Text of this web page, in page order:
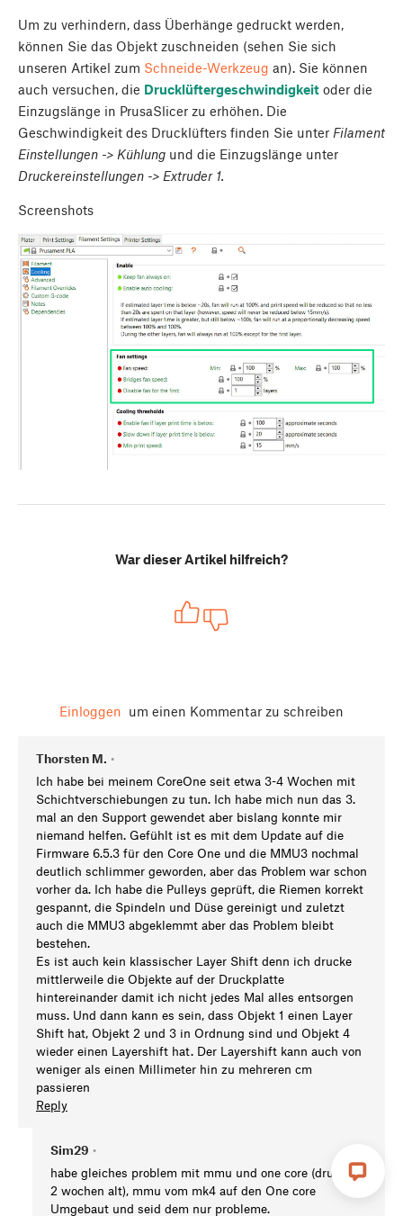
Um zu verhindern, dass Überhänge gedruckt werden,
können Sie das Objekt zuschneiden (sehen Sie sich
unseren Artikel zum Schneide-Werkzeug an). Sie können
auch versuchen, die Drucklüftergeschwindigkeit oder die
Einzugslänge in PrusaSlicer zu erhöhen. Die
Geschwindigkeit des Drucklüfters finden Sie unter Filament
Einstellungen -> Kühlung und die Einzugslänge unter
Druckereinstellungen -> Extruder 1.
Screenshots
War dieser Artikel hilfreich?
Einloggen um einen Kommentar zu schreiben
Thorsten M. •
Ich habe bei meinem CoreOne seit etwa 3-4 Wochen mit
Schichtverschiebungen zu tun. Ich habe mich nun das 3.
mal an den Support gewendet aber bislang konnte mir
niemand helfen. Gefühlt ist es mit dem Update auf die
Firmware 6.5.3 für den Core One und die MMU3 nochmal
deutlich schlimmer geworden, aber das Problem war schon
vorher da. Ich habe die Pulleys geprüft, die Riemen korrekt
gespannt, die Spindeln und Düse gereinigt und zuletzt
auch die MMU3 abgeklemmt aber das Problem bleibt
bestehen.
Es ist auch kein klassischer Layer Shift denn ich drucke
mittlerweile die Objekte auf der Druckplatte
hintereinander damit ich nicht jedes Mal alles entsorgen
muss. Und dann kann es sein, dass Objekt 1 einen Layer
Shift hat, Objekt 2 und 3 in Ordnung sind und Objekt 4
wieder einen Layershift hat. Der Layershift kann auch von
weniger als einen Millimeter hin zu mehreren cm
passieren
Reply
Sim29 •
habe gleiches problem mit mmu und one core (drucker
2 wochen alt), mmu vom mk4 auf den One core
Umgebaut und seid dem nur probleme.